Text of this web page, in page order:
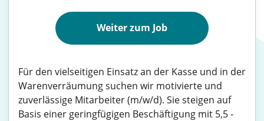
Weiter zum Job
Für den vielseitigen Einsatz an der Kasse und in der
Warenverräumung suchen wir motivierte und
zuverlässige Mitarbeiter (m/w/d). Sie steigen auf
Basis einer geringfügigen Beschäftigung mit 5,5 -